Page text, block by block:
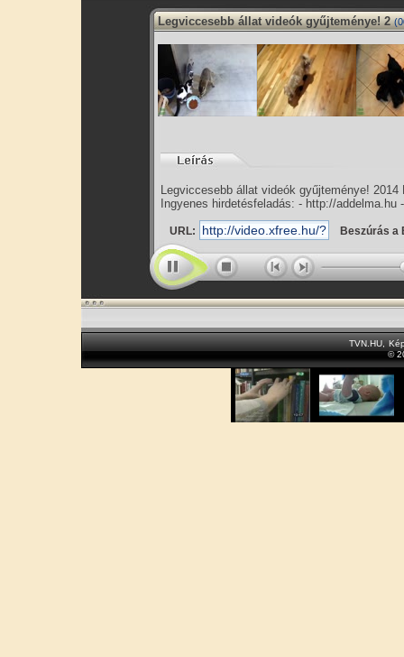
Legviccesebb állat videók gyűjteménye! 2
Legviccesebb állat videók gyűjteménye!
Ingyenes hirdetésfeladás: - http://
URL: Beszúrás a
TVN.HU
©